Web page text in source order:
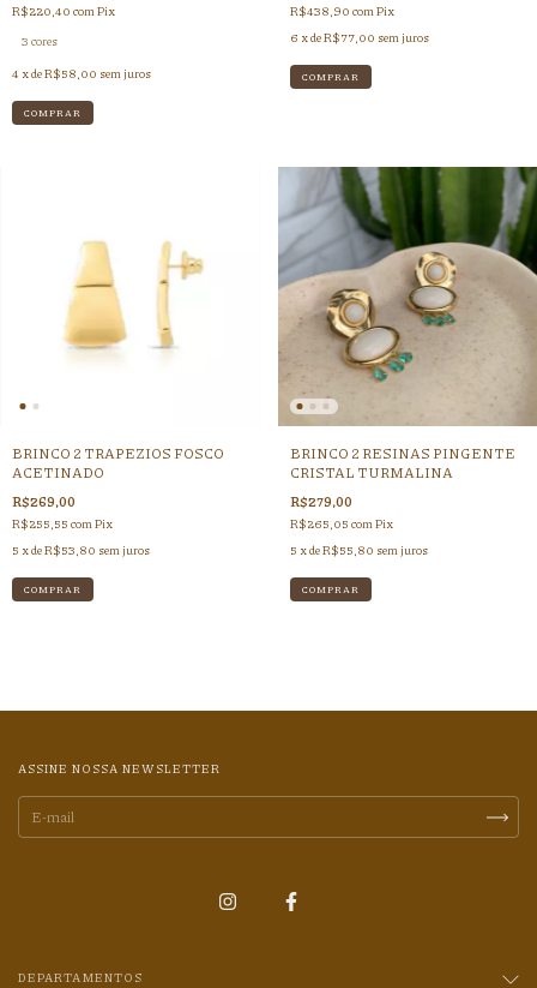
R$220,40 com Pix
3 cores
4 x deR$58,00 sem juros
COMPRAR
R$438,90 com Pix
6 x deR$77,00 sem juros
BRINCO 2 TRAPEZIOS FOSCO
ACETINADO
R$269,00
R$255,55 comPix
5 x deR$53,80 sem juros
BRINCO 2 RESINAS PINGENTE
CRISTAL TURMALINA
R$279,00
R$265,05 comPix
5 x deR$55,80 sem juros
ASSINE NOSSA NEWSLETTER
DEPARTAMENTOS